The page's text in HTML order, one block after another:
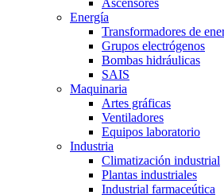
Ascensores
Energía
Transformadores de
Grupos electrógenos
Bombas hidráulicas
SAIS
Maquinaria
Artes gráficas
Ventiladores
Equipos laboratorio
Industria
Climatización industrial
Plantas industriales
Industrial farmaceútica